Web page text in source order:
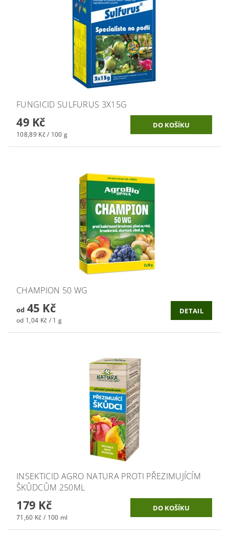
FUNGICID SULFURUS 3X15G
49 Kč
108,89 Kč / 100 g
CHAMPION 50 WG
od45 Kč
od 1,04 Kč / 1 g
DETAIL
INSEKTICID AGRO NATURA PROTI PŘEZIMUJÍCÍM
ŠKŮDCŮM 250ML
179 Kč
71,60 Kč / 100 ml